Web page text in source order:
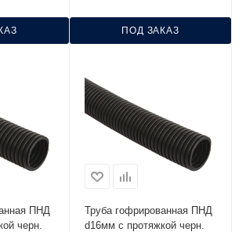
ПОД ЗАКАЗ
ПНД
черн.
Труба гофрированная ПНД
d16мм с протяжкой черн.